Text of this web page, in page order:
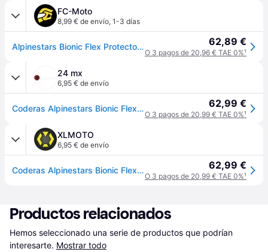
FC-Moto
8,99 € de envío, 1-3 días
Alpinestars Bionic Flex Protectores de codo 62,89 €
O 3 pagos de 20,96 € TAE 0%¹
24 mx
6,95 € de envío
Coderas Alpinestars Bionic Flex Negro-Rojo L/XL 62,99 €
O 3 pagos de 20,99 € TAE 0%¹
XLMOTO
6,95 € de envío
Coderas Alpinestars Bionic Flex Negro-Rojo L/XL 62,99 €
O 3 pagos de 20,99 € TAE 0%¹
Productos relacionados
Hemos seleccionado una serie de productos que podrían
interesarte. Mostrar todo